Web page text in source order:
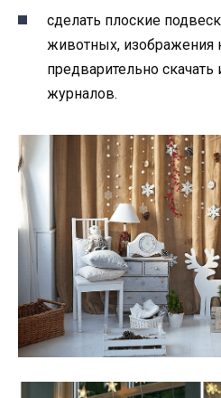
сделать плоские
животных, изображения
предварительно
журналов.